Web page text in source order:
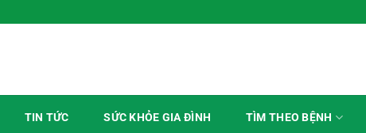
TIN TỨC SỨC KHỎE GIA ĐÌNH TÌM THEO BỆNH